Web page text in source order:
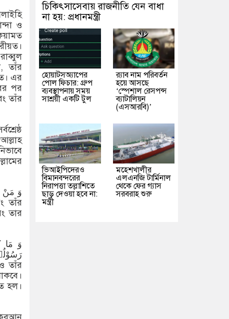
ও
তাঁর
এর
পর
তাঁর
তার
হল।
কুরআন
চিকিৎসাসেবায় রাজনীতি যেন বাধা
না হয়: প্রধানমন্ত্রী
হোয়াটসঅ্যাপের
পোল ফিচার: গ্রুপ
ব্যবস্থাপনায় সময়
সাশ্রয়ী একটি টুল
র‌্যাব নাম পরিবর্তন
হয়ে আসছে
‘স্পেশাল রেসপন্স
ব্যাটালিয়ন
(এসআরবি)’
ভিআইপিদেরও
বিমানবন্দরের
নিরাপত্তা তল্লাশিতে
ছাড় দেওয়া হবে না:
মন্ত্রী
মহেশখালীর
এলএনজি টার্মিনাল
থেকে ফের গ্যাস
সরবরাহ শুরু